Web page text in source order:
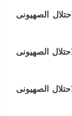
الصهيونى
الصهيونى
الصهيونى